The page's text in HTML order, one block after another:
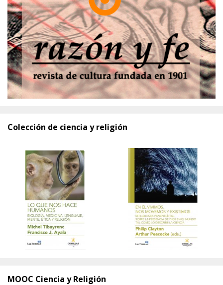
Colección de ciencia y religión
MOOC Ciencia y Religión